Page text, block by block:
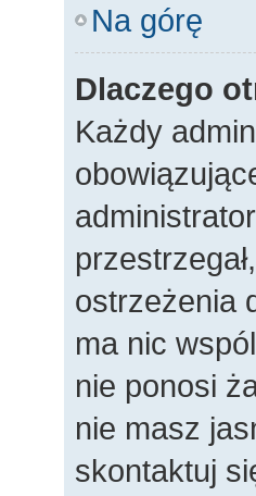
Na górę
Dlaczego
Każdy
ostrzeżenia
ma nic
nie ponosi
nie masz
skontaktuj